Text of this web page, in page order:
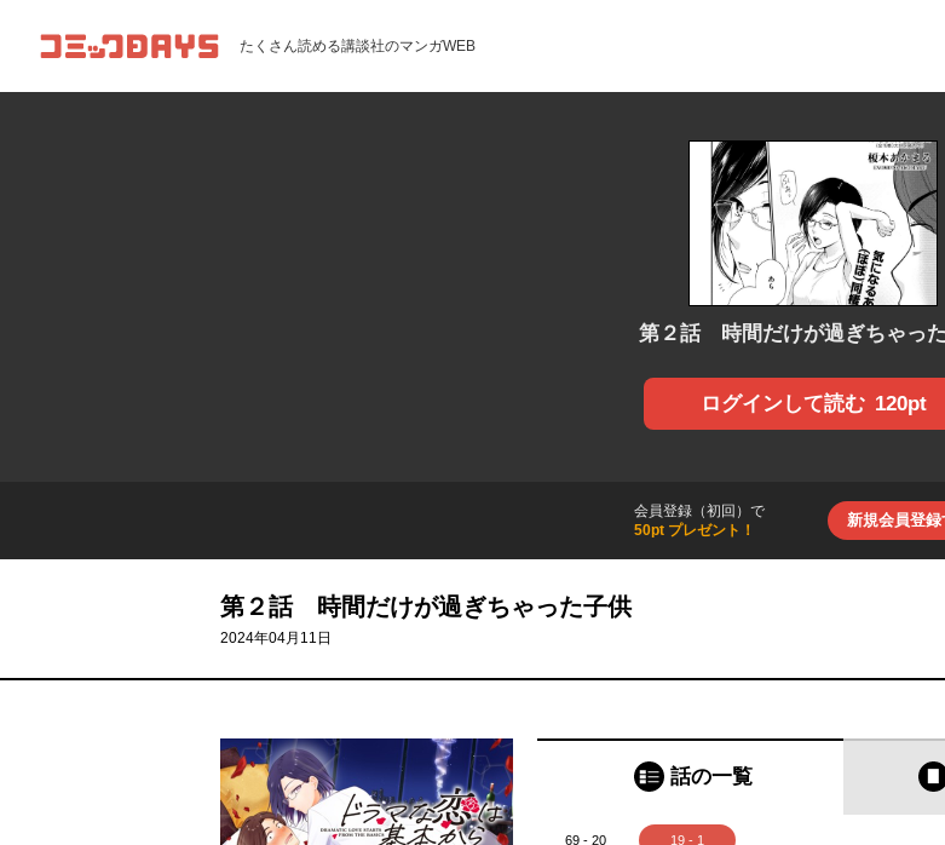
コミックDAYS たくさん読める講談社のマンガWEB
第２話 時間だけが過ぎちゃっ
ログインして読む 120pt
会員登録（初回）で
50pt プレゼント！
新規会員登録
第２話 時間だけが過ぎちゃった子供
2024年04月11日
話の一覧
69 - 20 19 - 1